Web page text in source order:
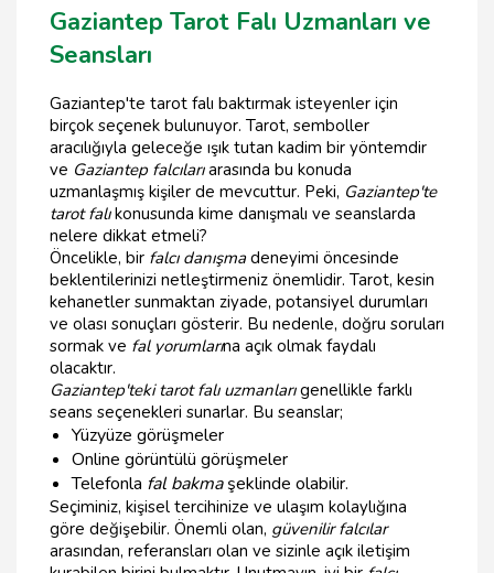
Gaziantep Tarot Falı Uzmanları ve
Seansları
Gaziantep'te tarot falı baktırmak isteyenler için
birçok seçenek bulunuyor. Tarot, semboller
aracılığıyla geleceğe ışık tutan kadim bir yöntemdir
ve Gaziantep falcılarıarasında bu konuda
uzmanlaşmış kişiler de mevcuttur. Peki, Gaziantep'te
tarot falıkonusunda kime danışmalı ve seanslarda
nelere dikkat etmeli?
Öncelikle, bir falcı danışmadeneyimi öncesinde
beklentilerinizi netleştirmeniz önemlidir. Tarot, kesin
kehanetler sunmaktan ziyade, potansiyel durumları
ve olası sonuçları gösterir. Bu nedenle, doğru soruları
sormak ve fal yorumlarına açık olmak faydalı
olacaktır.
Gaziantep'teki tarot falı uzmanlarıgenellikle farklı
seans seçenekleri sunarlar. Bu seanslar;
Yüzyüze görüşmeler
Online görüntülü görüşmeler
Telefonla fal bakmaşeklinde olabilir.
Seçiminiz, kişisel tercihinize ve ulaşım kolaylığına
göre değişebilir. Önemli olan, güvenilir falcılar
arasından, referansları olan ve sizinle açık iletişim